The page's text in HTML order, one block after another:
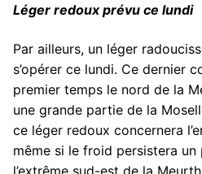
Léger redoux prévu ce lundi
Par ailleurs, un léger
s’opérer ce lundi. Ce dernier
premier temps le nord de la
une grande partie de la
ce léger redoux concernera
même si le froid persistera
l’extrême sud-est de la